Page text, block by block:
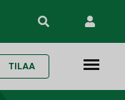
TILAA